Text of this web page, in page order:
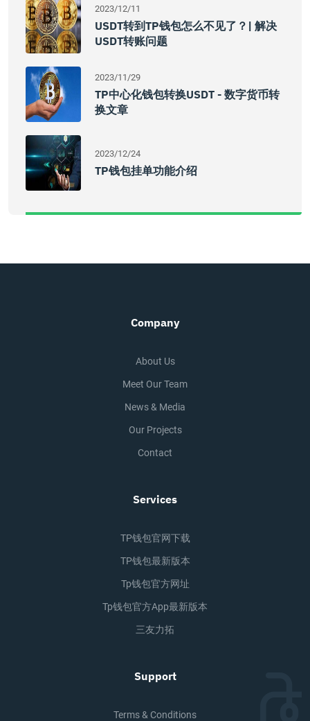
2023/12/11
USDT转到TP钱包怎么不见了？| 解决
USDT转账问题
2023/11/29
TP中心化钱包转换USDT - 数字货币转
换文章
2023/12/24
TP钱包挂单功能介绍
Company
About Us
Meet Our Team
News & Media
Our Projects
Contact
Services
TP钱包官网下载
TP钱包最新版本
Tp钱包官方网址
Tp钱包官方app最新版本
三友力拓
Support
Terms & Conditions